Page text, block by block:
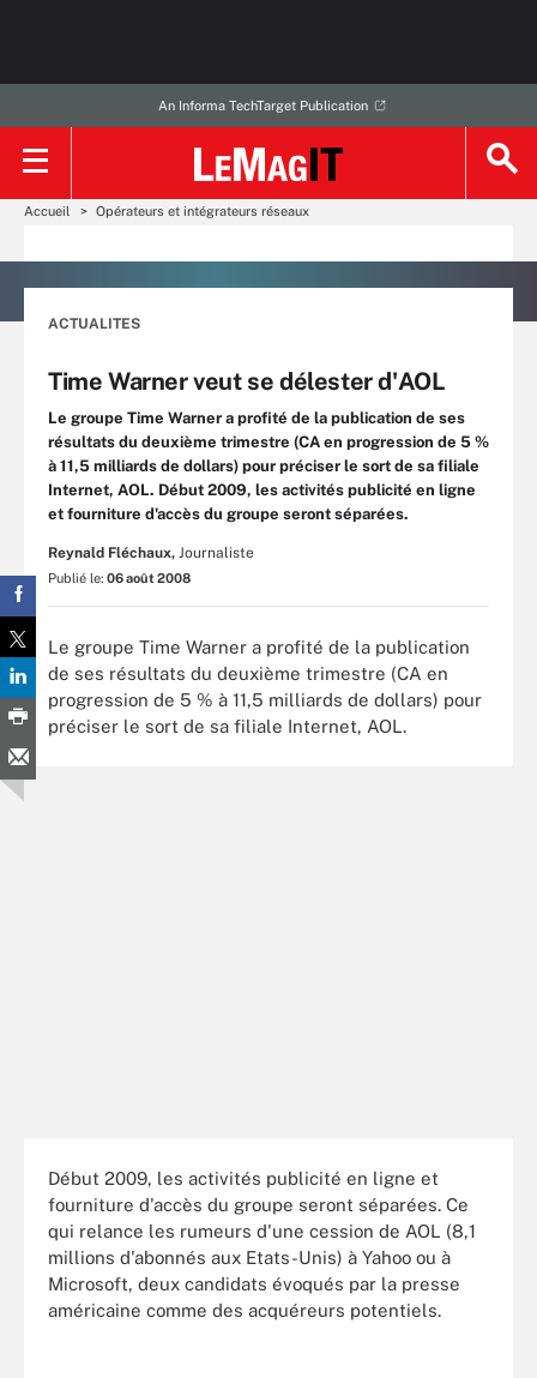
An Informa TechTarget Publication
Accueil Opérateurs et intégrateurs réseaux
ACTUALITES
Time Warner veut se délester d'AOL
Le groupe Time Warner a profité de la publication de ses
résultats du deuxième trimestre (CA en progression de 5 %
à 11,5 milliards de dollars) pour préciser le sort de sa filiale
Internet, AOL. Début 2009, les activités publicité en ligne
et fourniture d'accès du groupe seront séparées.
Reynald Fléchaux, Journaliste
Publié le: 06 août 2008
Le groupe Time Warner a profité de la publication
de ses résultats du deuxième trimestre (CA en
progression de 5 % à 11,5 milliards de dollars) pour
préciser le sort de sa filiale Internet, AOL.
Début 2009, les activités publicité en ligne et
fourniture d'accès du groupe seront séparées. Ce
qui relance les rumeurs d'une cession de AOL (8,1
millions d'abonnés aux Etats-Unis) à Yahoo ou à
Microsoft, deux candidats évoqués par la presse
américaine comme des acquéreurs potentiels.